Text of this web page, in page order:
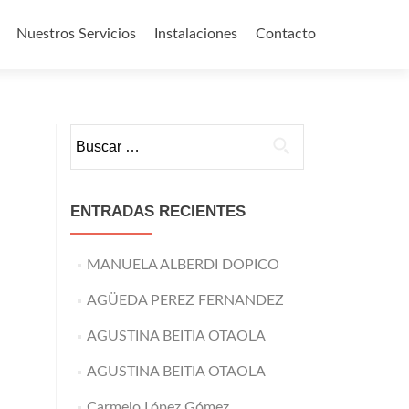
Nuestros Servicios Instalaciones Contacto
ENTRADAS RECIENTES
MANUELA ALBERDI DOPICO
AGÜEDA PEREZ FERNANDEZ
AGUSTINA BEITIA OTAOLA
AGUSTINA BEITIA OTAOLA